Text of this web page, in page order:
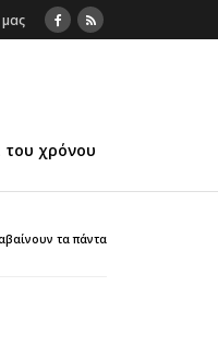
του χρόνου
τα πάντα